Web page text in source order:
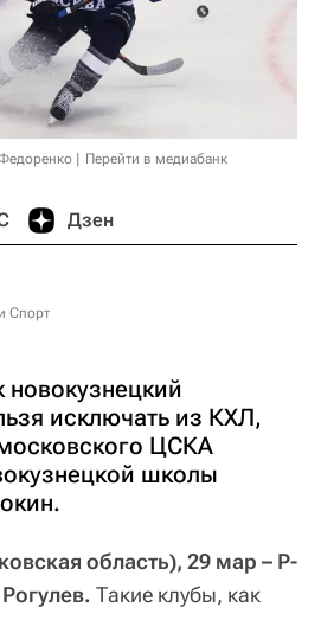
Перейти в медиабанк
Дзен
Спорт
новокузнецкий
исключать из КХЛ,
ЦСКА
школы
область), 29 мар – Р-
Такие клубы, как